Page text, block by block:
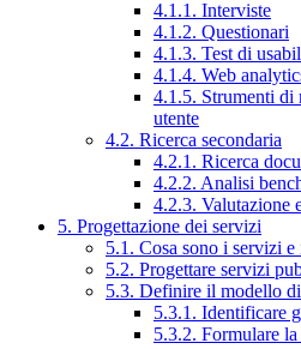
4.1.1. Interviste
4.1.2. Questionari
4.1.3. Test di
4.1.4. Web
4.1.5. Strumenti di
utente
4.2. Ricerca secondaria
4.2.1. Ricerca
4.2.2. Analisi
4.2.3. Valutazione
5. Progettazione dei servizi
5.1. Cosa sono i servizi
5.2. Progettare servizi
5.3. Definire il modello
5.3.1. Identificare
5.3.2. Formulare